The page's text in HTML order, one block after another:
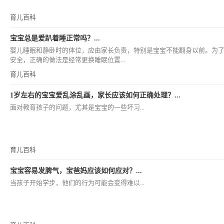
育儿百科
宝宝总是爱趴着睡正常吗？...
婴儿睡眠和静卧时的体位，应由家长负责，特别是宝宝不能翻身以前。为
安全，正确的做法是经常更换睡眠位置...
育儿百科
1岁左右的宝宝爱乱涂乱画，家长应该如何正确处理？...
面对教育孩子的问题，尤其是宝宝的一些坏习...
育儿百科
宝宝容易发脾气，宝爸妈应该如何应对？...
当孩子开始学步，他们的行为可能会变得难以...